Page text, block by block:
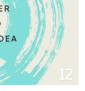
12